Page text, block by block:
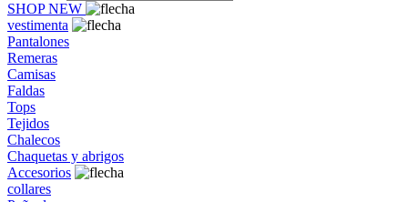
SHOP NEW
vestimenta
Pantalones
Remeras
Camisas
Faldas
Tops
Tejidos
Chalecos
Chaquetas y abrigos
Accesorios
collares